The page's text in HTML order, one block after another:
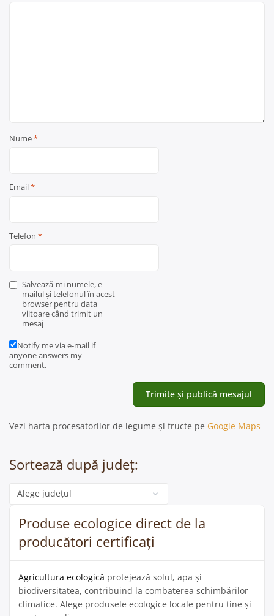
Nume*
Email*
Telefon *
Salvează-mi numele, e-
mailul și telefonul în acest
browser pentru data
viitoare când trimit un
mesaj
Notify me via e-mail if
anyone answers my
comment.
Vezi harta procesatorilor de legume și fructe pe Google Maps
Sortează după județ:
Categorie
Produse ecologice direct de la
producători certificați
Agricultura ecologică protejează solul, apa și
biodiversitatea, contribuind la combaterea schimbărilor
climatice. Alege produsele ecologice locale pentru tine și